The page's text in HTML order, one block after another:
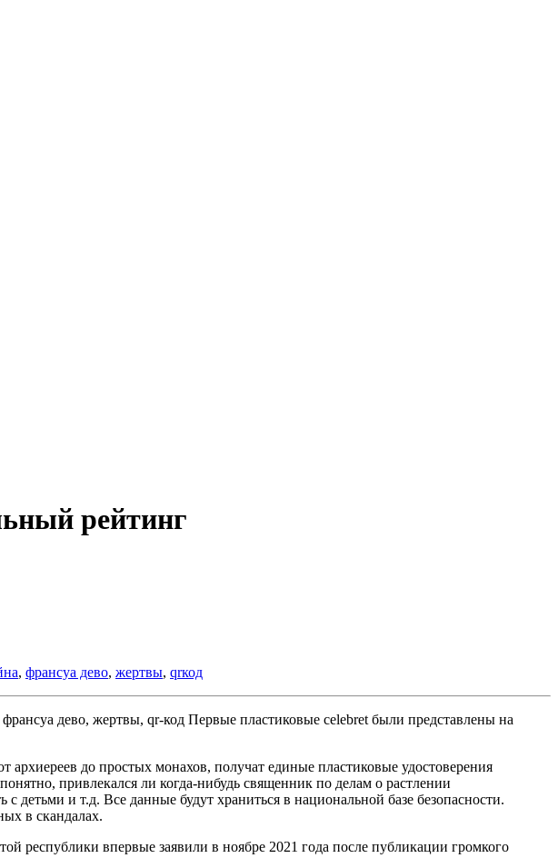
рейтинг
, франсуа дево, жертвы, qrкод
Первые пластиковые celebret были представлены на
до простых монахов, получат единые пластиковые удостоверения
привлекался ли когда-нибудь священник по делам о растлении
и т.д. Все данные будут храниться в национальной базе безопасности.
в скандалах.
республики впервые заявили в ноябре 2021 года после публикации громкого